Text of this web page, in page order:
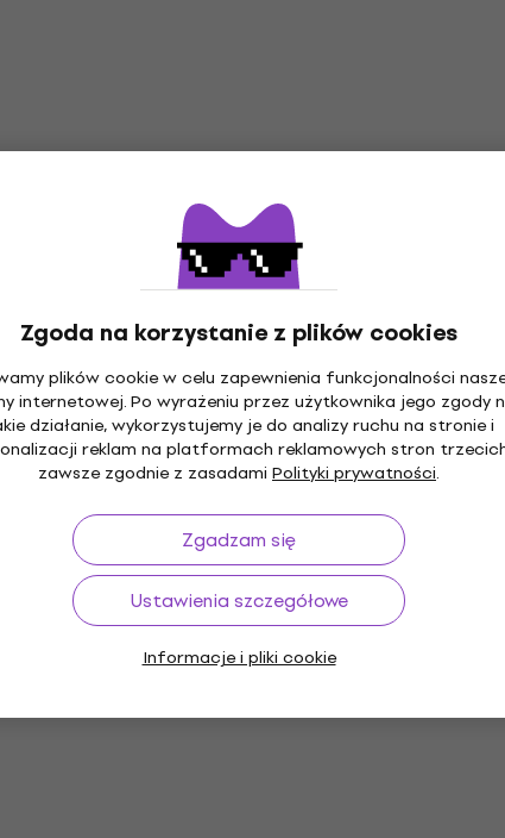
Zgoda na korzystanie z plików cookies
plików cookie w celu zapewnienia funkcjonalności
internetowej. Po wyrażeniu przez użytkownika jego zgody
działanie, wykorzystujemy je do analizy ruchu na stronie i
reklam na platformach reklamowych stron
zawsze zgodnie z zasadami Polityki prywatności.
Zgadzam się
Ustawienia szczegółowe
Informacje i pliki cookie